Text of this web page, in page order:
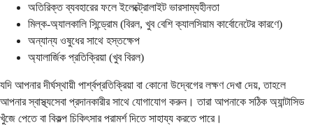
অতিরিক্ত ব্যবহারের ফলে ইলেক্ট্রোলাইট ভারসাম্যহীনতা
মিল্ক-অ্যালকালি সিন্ড্রোম (বিরল, খুব বেশি ক্যালসিয়াম কার্বোনেটের কারণে)
অন্যান্য ওষুধের সাথে হস্তক্ষেপ
অ্যালার্জিক প্রতিক্রিয়া (খুব বিরল)
যদি আপনার দীর্ঘস্থায়ী পার্শ্বপ্রতিক্রিয়া বা কোনো উদ্বেগের লক্ষণ দেখা দেয়, তাহলে
আপনার স্বাস্থ্যসেবা প্রদানকারীর সাথে যোগাযোগ করুন। তারা আপনাকে সঠিক অ্যান্টাসিড
খুঁজে পেতে বা বিকল্প চিকিৎসার পরামর্শ দিতে সাহায্য করতে পারে।